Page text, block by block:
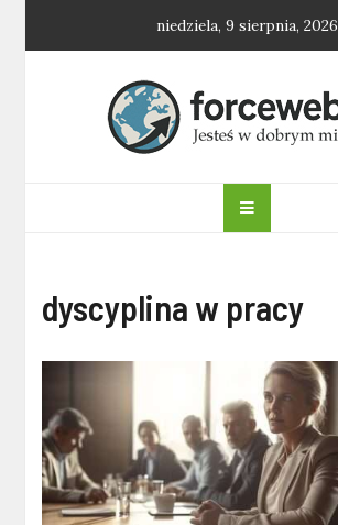
niedziela, 9 sierpnia, 2026
forceweb.pl
dyscyplina w pracy